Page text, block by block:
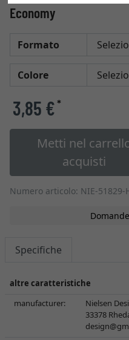
Economy
Formato
Colore
3,85 €*
Metti nel
acquisti
Numero articolo: NIE-51829-
Specifiche
altre caratteristiche
manufacturer:
Nielsen
33378